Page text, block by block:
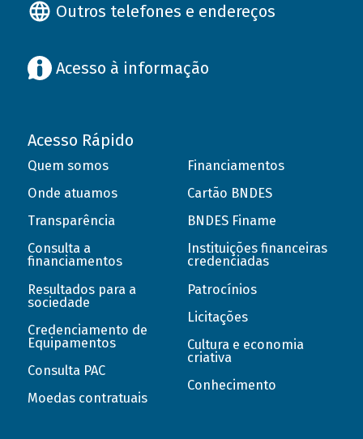
Outros telefones e endereços
Acesso à informação
Acesso Rápido
Quem somos
Onde atuamos
Transparência
Consulta a
financiamentos
Resultados para a
sociedade
Credenciamento de
Equipamentos
Consulta PAC
Moedas contratuais
Financiamentos
Cartão BNDES
BNDES Finame
Instituições financeiras
credenciadas
Patrocínios
Licitações
Cultura e economia
criativa
Conhecimento